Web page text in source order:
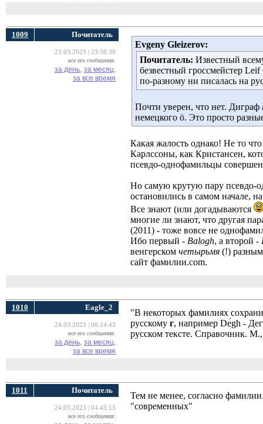
1009 Почитатель
23.03.2023 | 23:38:38
все его сообщения:
за день, за месяц,
за все время
Evgeny Gleizerov:
Почитатель: Известный
безвестный гроссмейстер
по-разному ни писалась на
Почти уверен, что нет. Диграф
немецкого ö. Это просто
Какая жалость однако! Не то
Карлссоны, как Кристансен,
псевдо-однофамильцы
Но самую крутую пару псевдо-
остановились в самом начале,
Все знают (или догадываются
многие ли знают, что другая
(2011) - тоже вовсе не
Ибо первый - Balogh, а второй -
венгерском четырьмя (!)
сайт фамилии.com.
1010 Eagle_2
24.03.2023 | 00:14:43
все его сообщения:
за день, за месяц,
за все время
"В некоторых фамилиях
русскому г, например Dе́gh -
русском тексте. Справочник.
1011 Почитатель
24.03.2023 | 04:45:15
все его сообщения:
Тем не менее, согласно
"современных"